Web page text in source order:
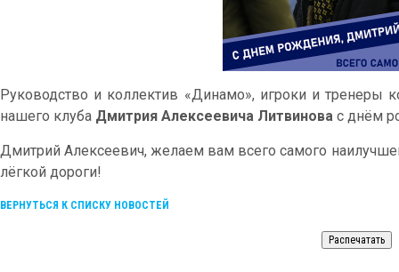
Руководство и коллектив «Динамо», игроки и тренеры
нашего клуба Дмитрия Алексеевича Литвинова с днём
Дмитрий Алексеевич, желаем вам всего самого
лёгкой дороги!
ВЕРНУТЬСЯ К СПИСКУ НОВОСТЕЙ